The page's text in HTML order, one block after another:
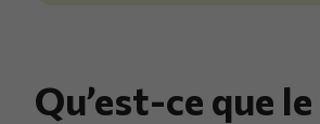
Qu’est-ce que le